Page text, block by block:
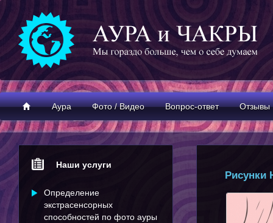
Аура Фото / Видео Вопрос-ответ Отзывы
Наши услуги
Определение
экстрасенсорных
способностей по фото ауры
Рисунки